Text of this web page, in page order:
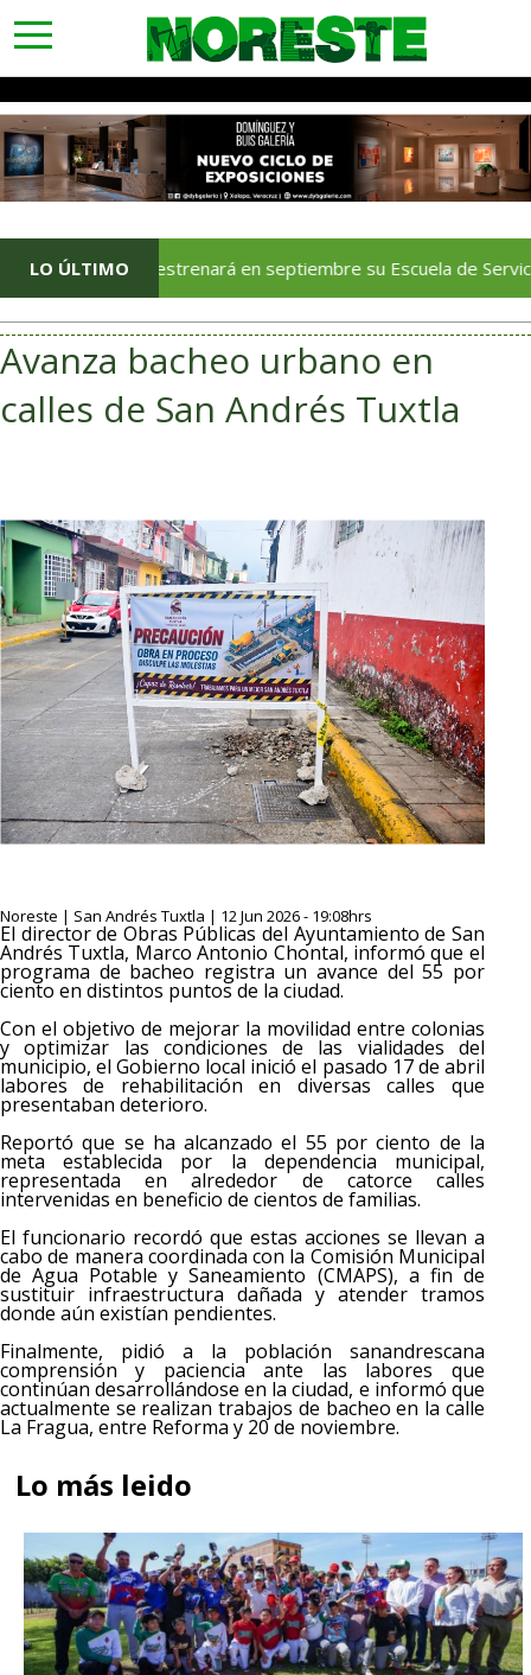
toggle
navigation
LO ÚLTIMO
estrenará en septiembre su Escuela de Servicios
Avanza bacheo urbano en
calles de San Andrés Tuxtla
Noreste | San Andrés Tuxtla | 12 Jun 2026 - 19:08hrs
El director de Obras Públicas del Ayuntamiento de San
Andrés Tuxtla, Marco Antonio Chontal, informó que el
programa de bacheo registra un avance del 55 por
ciento en distintos puntos de la ciudad.
Con el objetivo de mejorar la movilidad entre colonias
y optimizar las condiciones de las vialidades del
municipio, el Gobierno local inició el pasado 17 de abril
labores de rehabilitación en diversas calles que
presentaban deterioro.
Reportó que se ha alcanzado el 55 por ciento de la
meta establecida por la dependencia municipal,
representada en alrededor de catorce calles
intervenidas en beneficio de cientos de familias.
El funcionario recordó que estas acciones se llevan a
cabo de manera coordinada con la Comisión Municipal
de Agua Potable y Saneamiento (CMAPS), a fin de
sustituir infraestructura dañada y atender tramos
donde aún existían pendientes.
Finalmente, pidió a la población sanandrescana
comprensión y paciencia ante las labores que
continúan desarrollándose en la ciudad, e informó que
actualmente se realizan trabajos de bacheo en la calle
La Fragua, entre Reforma y 20 de noviembre.
Lo más leido